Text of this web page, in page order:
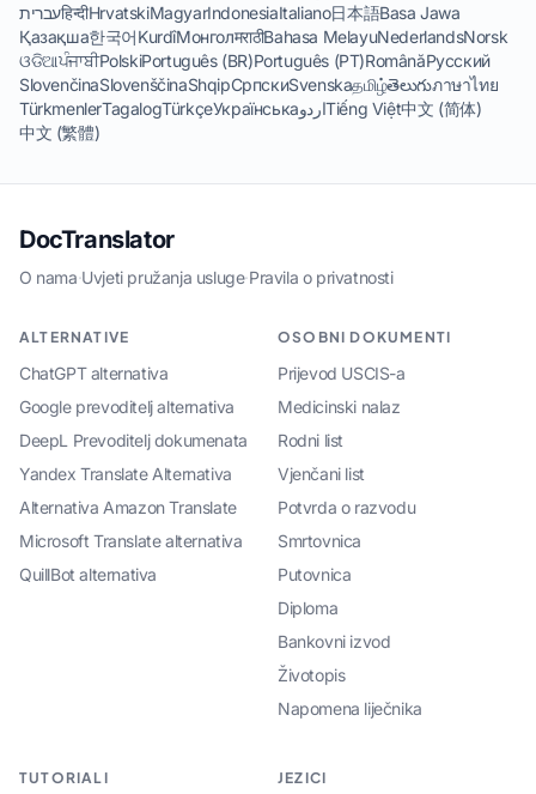
עבריתहिन्दीHrvatskiMagyarIndonesiaItaliano日本語Basa Jawa
Қазақша한국어KurdîМонголमराठीBahasa MelayuNederlandsNorsk
ଓଡିଆਪੰਜਾਬੀPolskiPortuguês (BR)Português (PT)RomânăРусский
SlovenčinaSlovenščinaShqipСрпскиSvenskaதமிழ்తెలుగుภาษาไทย
TürkmenlerTagalogTürkçeУкраїнськаاردوTiếng Việt中文 (简体)
中文 (繁體)
DocTranslator
O nama·Uvjeti pružanja usluge·Pravila o privatnosti
ALTERNATIVE
ChatGPT alternativa
Google prevoditelj alternativa
DeepL Prevoditelj dokumenata
Yandex Translate Alternativa
Alternativa Amazon Translate
Microsoft Translate alternativa
QuillBot alternativa
OSOBNI DOKUMENTI
Prijevod USCIS-a
Medicinski nalaz
Rodni list
Vjenčani list
Potvrda o razvodu
Smrtovnica
Putovnica
Diploma
Bankovni izvod
Životopis
Napomena liječnika
TUTORIALI JEZICI